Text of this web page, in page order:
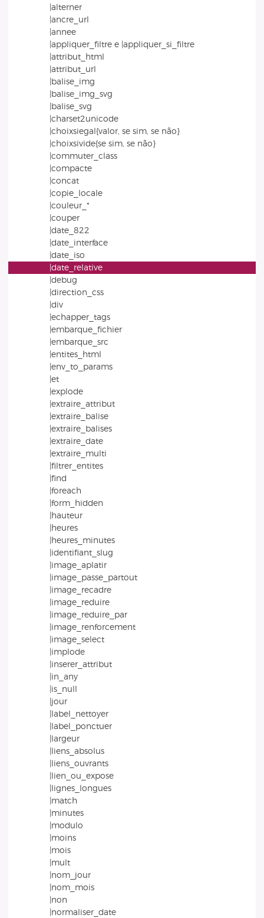
|alterner
|ancre_url
|annee
|appliquer_filtre e |appliquer_si_filtre
|attribut_html
|attribut_url
|balise_img
|balise_img_svg
|balise_svg
|charset2unicode
|choixsiegal{valor, se sim, se não}
|choixsivide{se sim, se não}
|commuter_class
|compacte
|concat
|copie_locale
|couleur_*
|couper
|date_822
|date_interface
|date_iso
|date_relative
|debug
|direction_css
|div
|echapper_tags
|embarque_fichier
|embarque_src
|entites_html
|env_to_params
|et
|explode
|extraire_attribut
|extraire_balise
|extraire_balises
|extraire_date
|extraire_multi
|filtrer_entites
|find
|foreach
|form_hidden
|hauteur
|heures
|heures_minutes
|identifiant_slug
|image_aplatir
|image_passe_partout
|image_recadre
|image_reduire
|image_reduire_par
|image_renforcement
|image_select
|implode
|inserer_attribut
|in_any
|is_null
|jour
|label_nettoyer
|label_ponctuer
|largeur
|liens_absolus
|liens_ouvrants
|lien_ou_expose
|lignes_longues
|match
|minutes
|modulo
|moins
|mois
|mult
|nom_jour
|nom_mois
|non
|normaliser_date